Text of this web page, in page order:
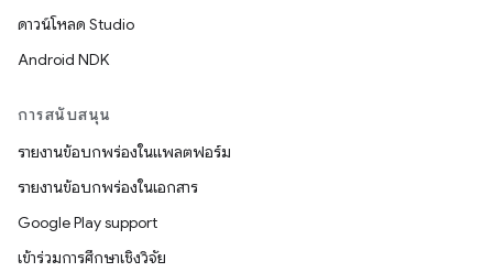
ดาวน์โหลด Studio
Android NDK
การสนับสนุน
รายงานข้อบกพร่องในแพลตฟอร์ม
รายงานข้อบกพร่องในเอกสาร
Google Play support
เข้าร่วมการศึกษาเชิงวิจัย